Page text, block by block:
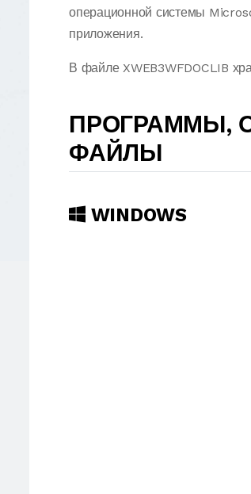
операционной системы
приложения.
В файле XWEB3WFDOCLIB
ПРОГРАММЫ,
ФАЙЛЫ
WINDOWS